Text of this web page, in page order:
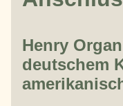
Henry
deutschem